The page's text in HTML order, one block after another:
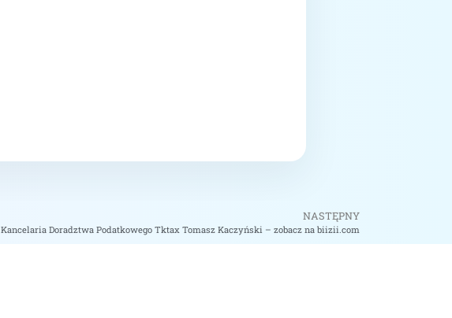
NASTĘPNY
Kancelaria Doradztwa Podatkowego Tktax Tomasz Kaczyński – zobacz na biizii.com